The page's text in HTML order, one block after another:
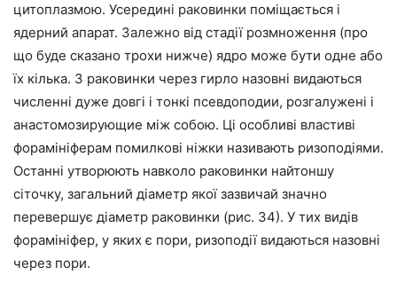
цитоплазмою. Усередині раковинки поміщається і
ядерний апарат. Залежно від стадії розмноження (про
що буде сказано трохи нижче) ядро може бути одне або
їх кілька. З раковинки через гирло назовні видаються
численні дуже довгі і тонкі псевдоподии, розгалужені і
анастомозирующие між собою. Ці особливі властиві
форамініферам помилкові ніжки називають ризоподіями.
Останні утворюють навколо раковинки найтоншу
сіточку, загальний діаметр якої зазвичай значно
перевершує діаметр раковинки (рис. 34). У тих видів
форамініфер, у яких є пори, ризоподії видаються назовні
через пори.